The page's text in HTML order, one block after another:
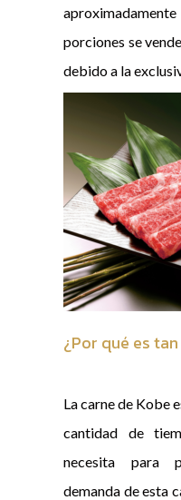
porciones se
debido a la
¿Por qué es
La carne de Kobe
cantidad de
necesita para
demanda de esta